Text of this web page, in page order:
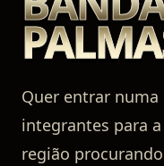
Eventos
Minha Conta
Quer entrar numa
integrantes para a
região